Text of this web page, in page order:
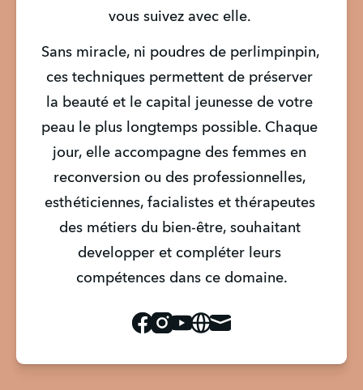
vous suivez avec elle.
Sans miracle, ni poudres de perlimpinpin,
ces techniques permettent de préserver
la beauté et le capital jeunesse de votre
peau le plus longtemps possible. Chaque
jour, elle accompagne des femmes en
reconversion ou des professionnelles,
esthéticiennes, facialistes et thérapeutes
des métiers du bien-être, souhaitant
developper et compléter leurs
compétences dans ce domaine.
Facebook
Instagram
Youtube
Website
Mail